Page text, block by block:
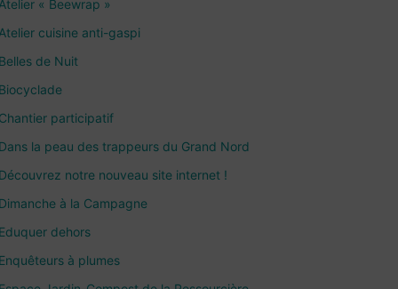
Atelier « Beewrap »
Atelier cuisine anti-gaspi
Belles de Nuit
Biocyclade
Chantier participatif
Dans la peau des trappeurs du Grand Nord
Découvrez notre nouveau site internet !
Dimanche à la Campagne
Eduquer dehors
Enquêteurs à plumes